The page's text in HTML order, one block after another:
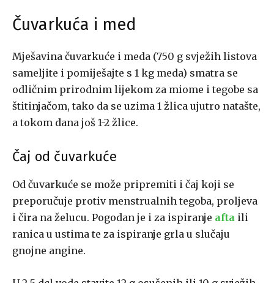
Čuvarkuća i med
Mješavina čuvarkuće i meda (750 g svježih listova
sameljite i pomiješajte s 1 kg meda) smatra se
odličnim prirodnim lijekom za miome i tegobe sa
štitinjačom, tako da se uzima 1 žlica ujutro natašte,
a tokom dana još 1-2 žlice.
Čaj od čuvarkuće
Od čuvarkuće se može pripremiti i čaj koji se
preporučuje protiv menstrualnih tegoba, proljeva
i čira na želucu. Pogodan je i za ispiranje afta ili
ranica u ustima te za ispiranje grla u slučaju
gnojne angine.